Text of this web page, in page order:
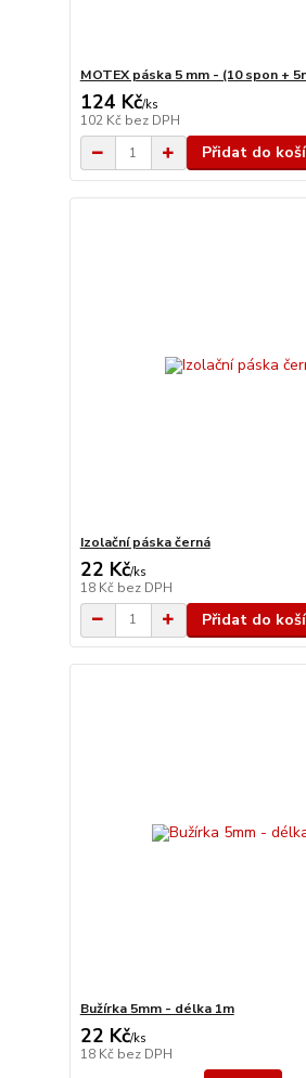
MOTEX páska 5 mm - (10 spon +
124 Kč/ks
102 Kč bez DPH
Přidat do
Izolační páska černá
22 Kč/ks
18 Kč bez DPH
Přidat do
Bužírka 5mm - délka 1m
22 Kč/ks
18 Kč bez DPH